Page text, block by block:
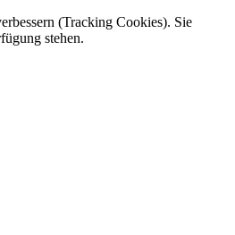
(Tracking Cookies). Sie
stehen.